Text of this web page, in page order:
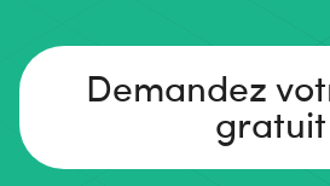
Demandez
gratuit